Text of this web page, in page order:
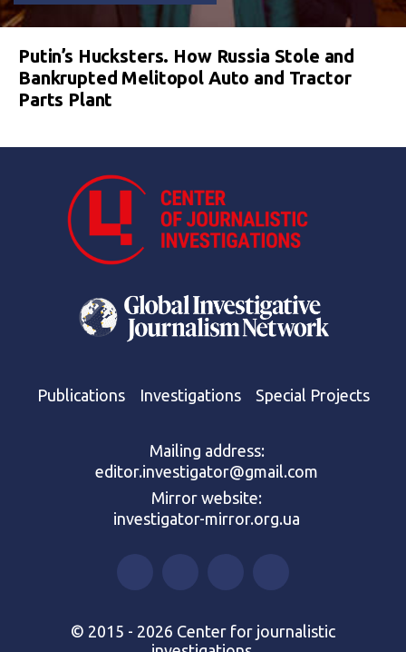
Putin’s Hucksters. How Russia Stole and
Bankrupted Melitopol Auto and Tractor
Parts Plant
Publications Investigations Special Projects
Mailing address:
editor.investigator@gmail.com
Mirror website:
investigator-mirror.org.ua
© 2015 - 2026 Center for journalistic